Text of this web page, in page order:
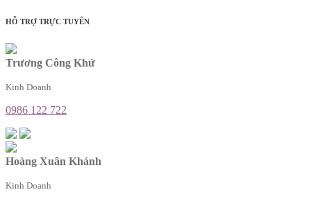
HỖ TRỢ TRỰC TUYẾN
Trương Công Khứ
Kinh Doanh
0986 122 722
Hoàng Xuân Khánh
Kinh Doanh